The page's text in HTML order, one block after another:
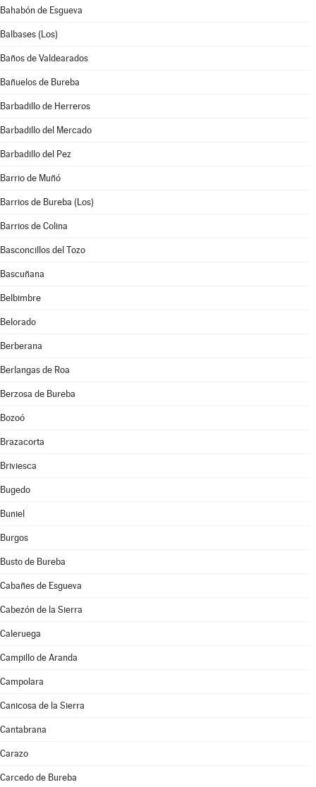
Bahabón de Esgueva
Balbases (Los)
Baños de Valdearados
Bañuelos de Bureba
Barbadillo de Herreros
Barbadillo del Mercado
Barbadillo del Pez
Barrio de Muñó
Barrios de Bureba (Los)
Barrios de Colina
Basconcillos del Tozo
Bascuñana
Belbimbre
Belorado
Berberana
Berlangas de Roa
Berzosa de Bureba
Bozoó
Brazacorta
Briviesca
Bugedo
Buniel
Burgos
Busto de Bureba
Cabañes de Esgueva
Cabezón de la Sierra
Caleruega
Campillo de Aranda
Campolara
Canicosa de la Sierra
Cantabrana
Carazo
Carcedo de Bureba